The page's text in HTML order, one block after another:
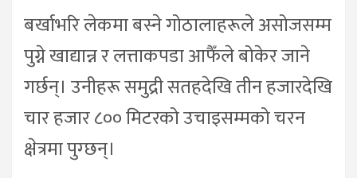
बर्खाभरि लेकमा बस्ने गोठालाहरूले असोजसम्म
पुग्ने खाद्यान्न र लत्ताकपडा आफैँले बोकेर जाने
गर्छन्। उनीहरू समुद्री सतहदेखि तीन हजारदेखि
चार हजार ८०० मिटरको उचाइसम्मको चरन
क्षेत्रमा पुग्छन्।